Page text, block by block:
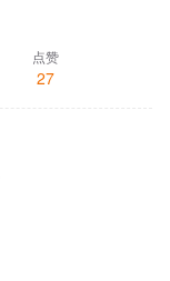
点赞
27